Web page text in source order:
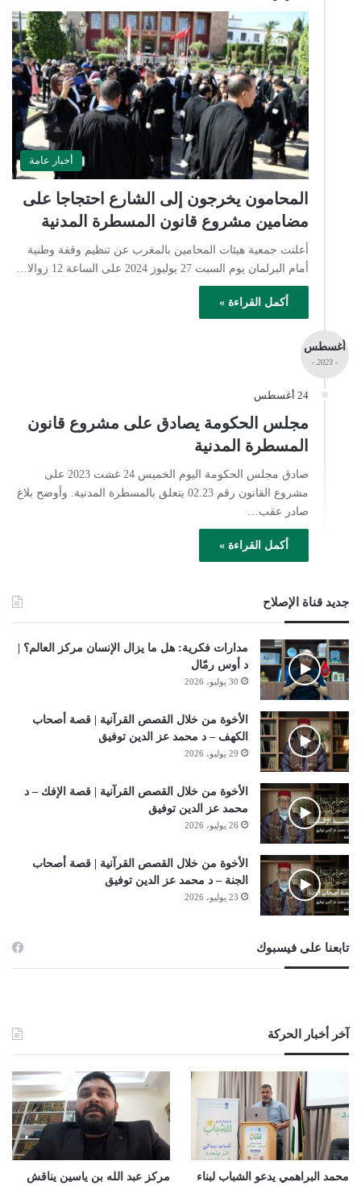
أخبار عامة
المحامون يخرجون إلى الشارع احتجاجا على
مضامين مشروع قانون المسطرة المدنية
أعلنت جمعية هيئات المحامين بالمغرب عن تنظيم وقفة وطنية
أمام البرلمان يوم السبت 27 يوليوز 2024 على الساعة 12 زوالا…
أكمل القراءة »
أغسطس
- 2023 -
24 أغسطس
مجلس الحكومة يصادق على مشروع قانون
المسطرة المدنية
صادق مجلس الحكومة اليوم الخميس 24 غشت 2023 على
مشروع القانون رقم 02.23 يتعلق بالمسطرة المدنية. وأوضح بلاغ
صادر عقب…
أكمل القراءة »
جديد قناة الإصلاح
مدارات فكرية: هل ما يزال الإنسان مركز العالم؟ |
د أوس رمّال
30 يوليو، 2026
الأخوة من خلال القصص القرآنية | قصة أصحاب
الكهف – د محمد عز الدين توفيق
29 يوليو، 2026
الأخوة من خلال القصص القرآنية | قصة الإفك – د
محمد عز الدين توفيق
26 يوليو، 2026
الأخوة من خلال القصص القرآنية | قصة أصحاب
الجنة – د محمد عز الدين توفيق
23 يوليو، 2026
تابعنا على فيسبوك
آخر أخبار الحركة
محمد البراهمي يدعو الشباب لبناء
مركز عبد الله بن ياسين يناقش